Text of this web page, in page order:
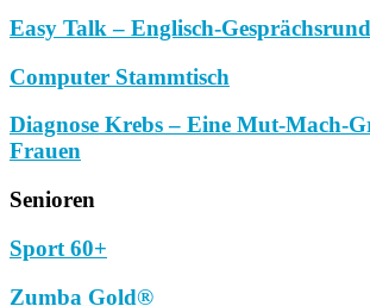
Easy Talk – Englisch-
Computer Stammtisch
Diagnose Krebs – Eine Mut-Mach-
Frauen
Senioren
Sport 60+
Zumba Gold®